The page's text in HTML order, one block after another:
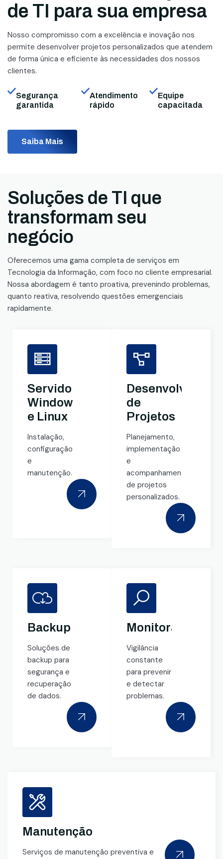
de TI para sua empresa
Nosso compromisso com a excelência e inovação nos
permite desenvolver projetos personalizados que atendem
de forma única e eficiente às necessidades dos nossos
clientes.
Segurança
garantida
Atendimento
rápido
Equipe
capacitada
Saiba Mais
Soluções de TI que
transformam seu
negócio
Oferecemos uma gama completa de serviços em
Tecnologia da Informação, com foco no cliente empresarial.
Nossa abordagem é tanto proativa, prevenindo problemas,
quanto reativa, resolvendo questões emergenciais
rapidamente.
Servidores
Windows
e Linux
Instalação,
configuração
e
manutenção.
de
Projetos
Planejamento,
implementação
e
acompanhamento
de projetos
personalizados.
Backup
Soluções de
backup para
segurança e
recuperação
de dados.
Monitoramento
Vigilância
constante
para prevenir
e detectar
problemas.
Manutenção
Serviços de manutenção preventiva e